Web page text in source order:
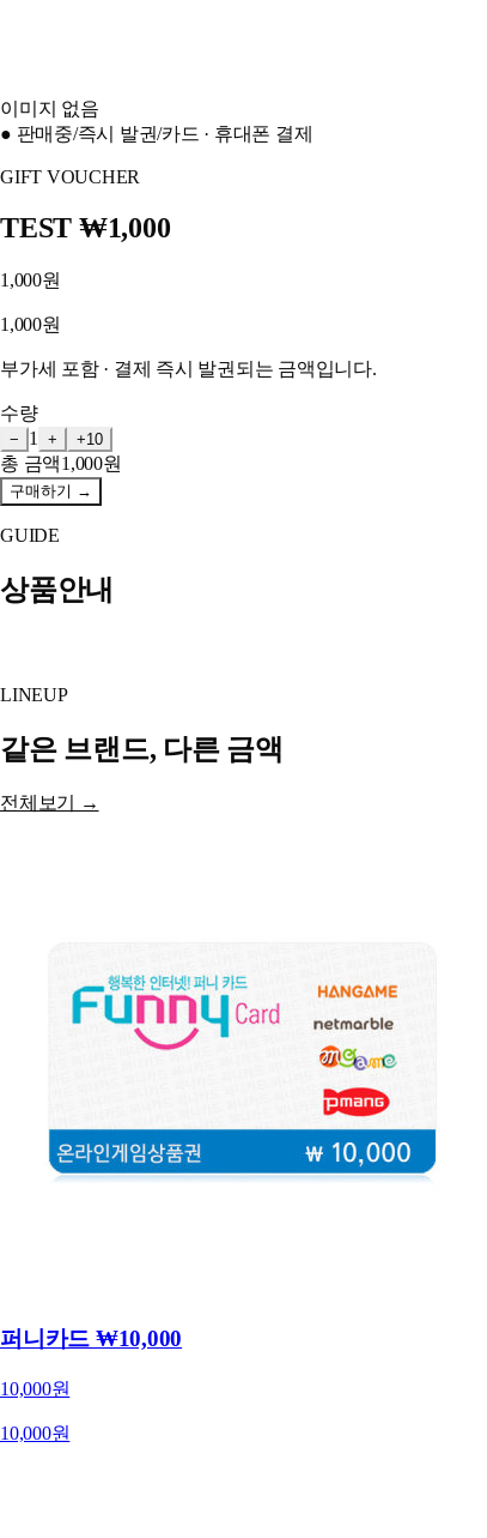
이미지 없음
● 판매중/즉시 발권/카드 · 휴대폰 결제
GIFT VOUCHER
TEST ₩1,000
1,000원
1,000원
부가세 포함 · 결제 즉시 발권되는 금액입니다.
수량
− 1 + +10
총 금액1,000원
구매하기 →
GUIDE
상품안내
LINEUP
같은 브랜드, 다른 금액
전체보기 →
퍼니카드 ₩10,000
10,000원
10,000원